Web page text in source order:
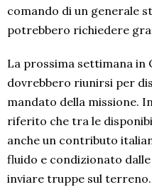
comando di un generale
potrebbero richiedere
La prossima settimana in
dovrebbero riunirsi per
mandato della missione.
riferito che tra le
anche un contributo
fluido e condizionato
inviare truppe sul terreno.